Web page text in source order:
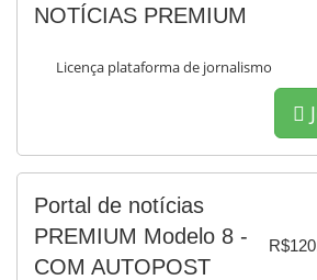
NOTÍCIAS PREMIUM
Licença plataforma de jornalismo
Portal de notícias
PREMIUM Modelo 8 -
COM AUTOPOST